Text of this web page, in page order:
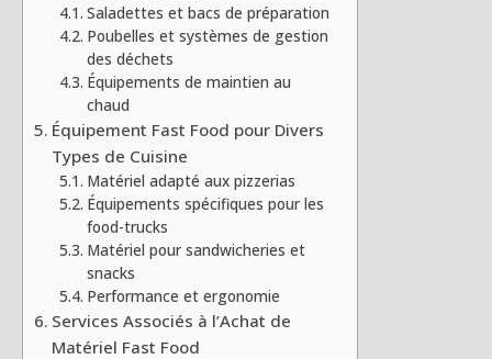
Saladettes et bacs de préparation
Poubelles et systèmes de gestion
des déchets
Équipements de maintien au
chaud
Équipement Fast Food pour Divers
Types de Cuisine
Matériel adapté aux pizzerias
Équipements spécifiques pour les
food-trucks
Matériel pour sandwicheries et
snacks
Performance et ergonomie
Services Associés à l’Achat de
Matériel Fast Food